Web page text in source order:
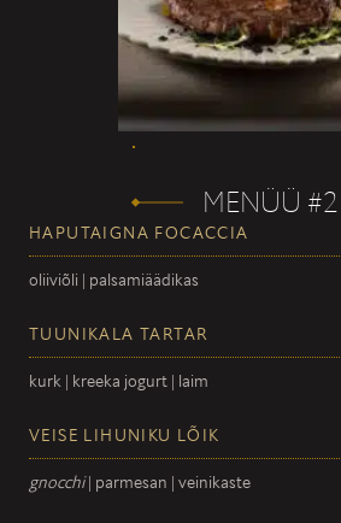
MENÜÜ #2
HAPUTAIGNA FOCACCIA
oliiviõli | palsamiäädikas
TUUNIKALA TARTAR
kurk | kreeka jogurt | laim
VEISE LIHUNIKU LÕIK
gnocchi| parmesan | veinikaste